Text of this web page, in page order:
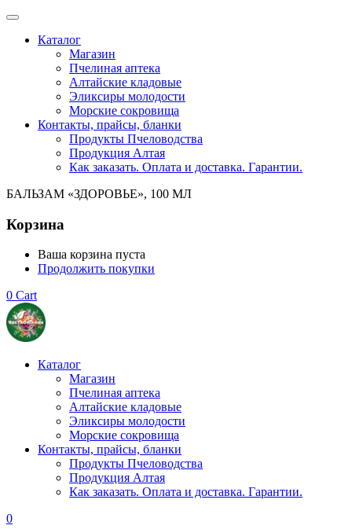
Каталог
Магазин
Пчелиная аптека
Алтайские кладовые
Эликсиры молодости
Морские сокровища
Контакты, прайсы, бланки
Продукты Пчеловодства
Продукция Алтая
Как заказать. Оплата и доставка. Гарантии.
БАЛЬЗАМ «ЗДОРОВЬЕ», 100 МЛ
Корзина
Ваша корзина пуста
Продолжить покупки
0 Cart
Каталог
Магазин
Пчелиная аптека
Алтайские кладовые
Эликсиры молодости
Морские сокровища
Контакты, прайсы, бланки
Продукты Пчеловодства
Продукция Алтая
Как заказать. Оплата и доставка. Гарантии.
0